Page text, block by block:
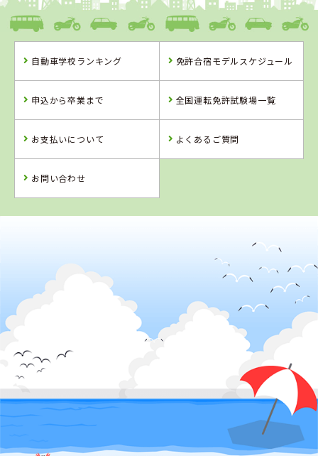
自動車学校ランキング 免許合宿モデルスケジュール
申込から卒業まで 全国運転免許試験場一覧
お支払いについて よくあるご質問
お問い合わせ